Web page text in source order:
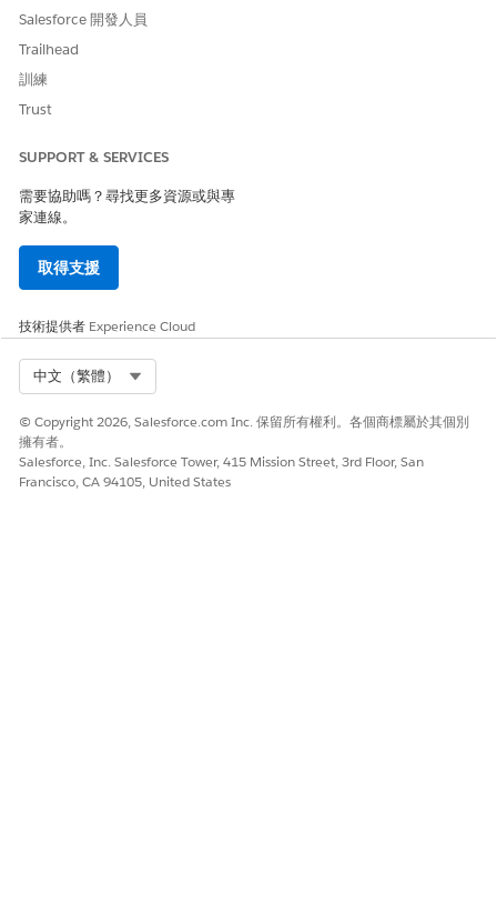
Salesforce 開發人員
Trailhead
訓練
Trust
SUPPORT & SERVICES
需要協助嗎？尋找更多資源或與專
家連線。
取得支援
技術提供者 Experience Cloud
中文（繁體）
© Copyright 2026, Salesforce.com Inc. 保留所有權利。各個商標屬於其個別
擁有者。
Salesforce, Inc. Salesforce Tower, 415 Mission Street, 3rd Floor, San
Francisco, CA 94105, United States